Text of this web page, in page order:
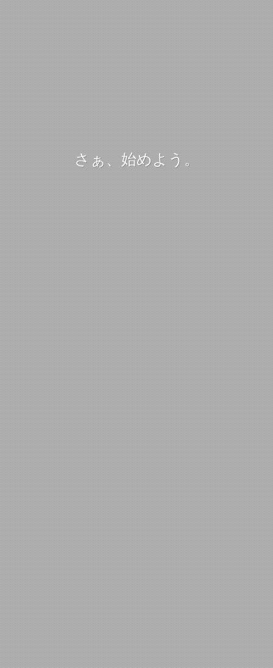
さぁ、始めよう。